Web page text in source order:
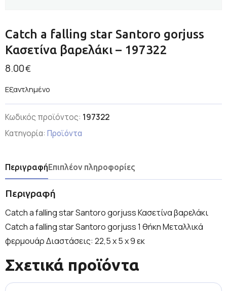
Catch a falling star Santoro gorjuss
Κασετίνα βαρελάκι – 197322
8.00€
Εξαντλημένο
Κωδικός προϊόντος: 197322
Κατηγορία: Προϊόντα
ΠεριγραφήΕπιπλέον πληροφορίες
Περιγραφή
Catch a falling star Santoro gorjuss Κασετίνα βαρελάκι
Catch a falling star Santoro gorjuss 1 θήκη Μεταλλικά
φερμουάρ Διαστάσεις: 22,5 x 5 x 9 εκ
Σχετικά προϊόντα